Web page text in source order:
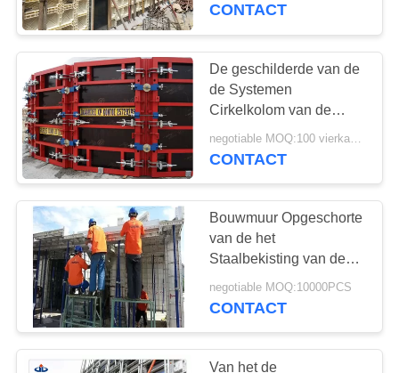
VERZOEK
OM
EEN
CITAAT
SITEMAP
PRIVACY
POLICY
CONTACT
De geschilderde van de
de Systemen
Cirkelkolom van de
Concrete Plakbekisting
Frequentie van de de
CONTACT
Bouwmuur Opgeschorte
van de het
Staalbekisting van de
Plakbekisting het
Systeem Gemakkelijke
negotiable MOQ:10000PCS
CONTACT
Van het de